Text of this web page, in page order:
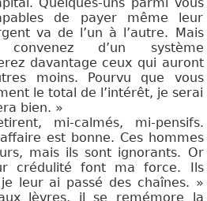
de payer même leur
va de l’un à l’autre. Mais
convenez d’un système
davantage ceux qui auront
moins. Pourvu que vous
le total de l’intérêt, je serai
bien. »
mi-calmés, mi-pensifs.
est bonne. Ces hommes
mais ils sont ignorants. Or
crédulité font ma force. Ils
leur ai passé des chaînes. »
lèvres, il se remémore la